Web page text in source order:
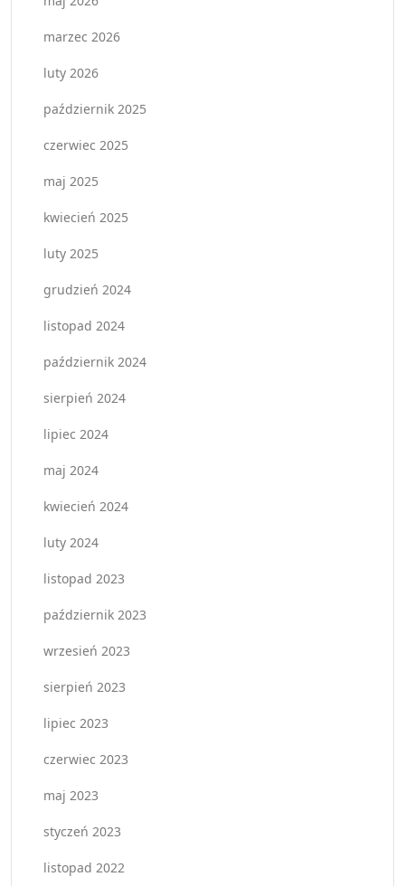
marzec 2026
luty 2026
październik 2025
czerwiec 2025
maj 2025
kwiecień 2025
luty 2025
grudzień 2024
listopad 2024
październik 2024
sierpień 2024
lipiec 2024
maj 2024
kwiecień 2024
luty 2024
listopad 2023
październik 2023
wrzesień 2023
sierpień 2023
lipiec 2023
czerwiec 2023
maj 2023
styczeń 2023
listopad 2022